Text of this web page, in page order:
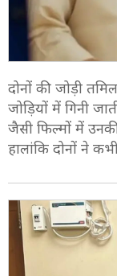
दोनों की जोड़ी
जोड़ियों में गिनी
जैसी फिल्मों में
हालांकि दोनों ने